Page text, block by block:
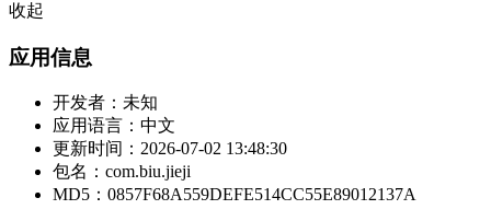
收起
应用信息
开发者： 未知
应用语言： 中文
更新时间： 2026-07-02 13:48:30
包名： com.biu.jieji
MD5： 0857F68A559DEFE514CC55E89012137A